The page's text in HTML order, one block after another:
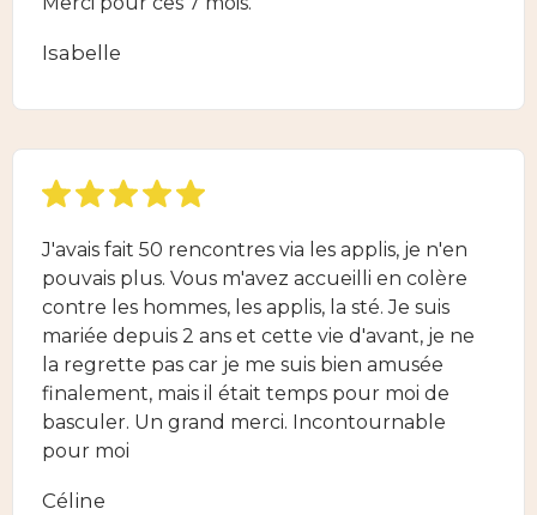
Isabelle
J'avais fait 50 rencontres via les applis, je n'en
pouvais plus. Vous m'avez accueilli en colère
contre les hommes, les applis, la sté. Je suis
mariée depuis 2 ans et cette vie d'avant, je ne
la regrette pas car je me suis bien amusée
finalement, mais il était temps pour moi de
basculer. Un grand merci. Incontournable
pour moi
Céline